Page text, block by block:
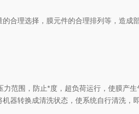
理选择，膜元件的合理排列等，造成部
围，防止*度，超负荷运行，使膜产生
器转换成清洗状态，使系统自行清洗，